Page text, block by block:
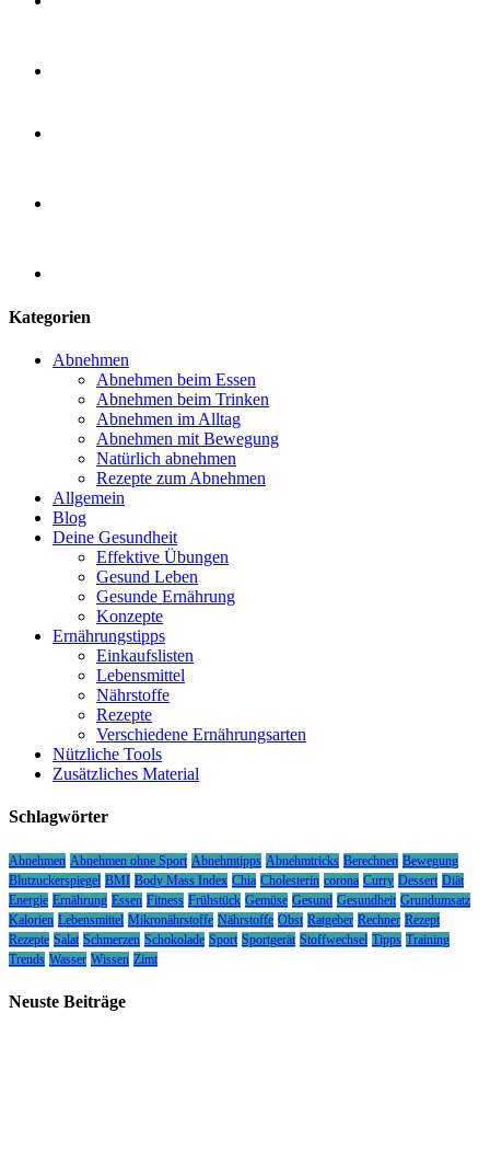
Kategorien
Abnehmen
Abnehmen beim Essen
Abnehmen beim Trinken
Abnehmen im Alltag
Abnehmen mit Bewegung
Natürlich abnehmen
Rezepte zum Abnehmen
Allgemein
Blog
Deine Gesundheit
Effektive Übungen
Gesund Leben
Gesunde Ernährung
Konzepte
Ernährungstipps
Einkaufslisten
Lebensmittel
Nährstoffe
Rezepte
Verschiedene Ernährungsarten
Nützliche Tools
Zusätzliches Material
Schlagwörter
Abnehmen Abnehmen ohne Sport Abnehmtipps Abnehmtricks Berechnen Bewegung
Blutzuckerspiegel BMI Body Mass Index Chia Cholesterin corona Curry Dessert Diät
Energie Ernährung Essen Fitness Frühstück Gemüse Gesund Gesundheit Grundumsatz
Kalorien Lebensmittel Mikronährstoffe Nährstoffe Obst Ratgeber Rechner Rezept
Rezepte Salat Schmerzen Schokolade Sport Sportgerät Stoffwechsel Tipps Training
Trends Wasser Wissen Zimt
Neuste Beiträge